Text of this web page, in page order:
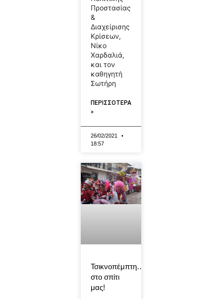
Προστασίας
&
Διαχείρισης
Κρίσεων,
Νίκο
Χαρδαλιά,
και τον
καθηγητή
Σωτήρη
ΠΕΡΙΣΣΟΤΕΡΑ
»
26/02/2021
18:57
Τσικνοπέμπτη….
στο σπίτι
μας!